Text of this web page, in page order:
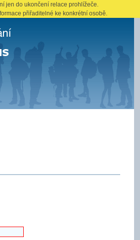
jen do ukončení relace prohlížeče.
přiřaditelné ke konkrétní osobě.